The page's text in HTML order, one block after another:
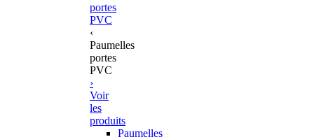
portes
PVC
‹
Paumelles
portes
PVC
›
Voir
les
produits
Paumelles